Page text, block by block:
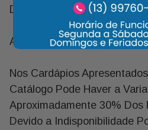
Dia do Papai com Alegria e
Aviso Importante!
Nos Cardápios
Catálogo Pode Haver a
Aproximadamente 30% Dos
Devido a Indisponibilidade